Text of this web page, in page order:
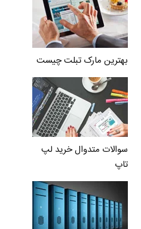
بهترین مارک تبلت چیست
سوالات متدوال خرید لپ
تاپ